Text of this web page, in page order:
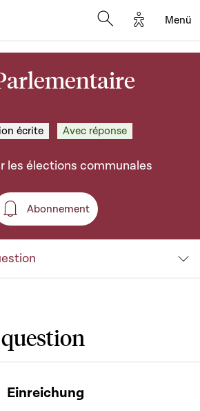
Options
Menü
écrite Avec réponse
les élections communales
Abonnement
Abonnement
Einreichung